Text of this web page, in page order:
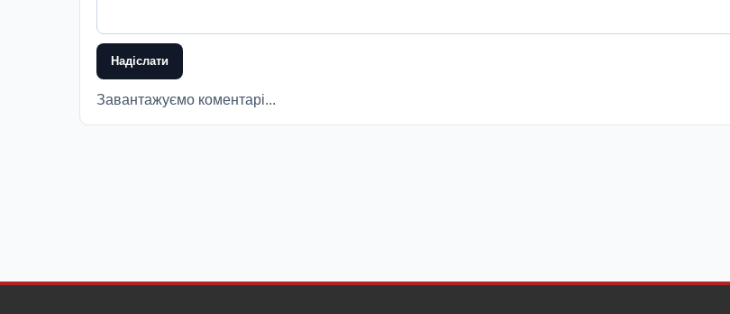
Надіслати
Завантажуємо коментарі...